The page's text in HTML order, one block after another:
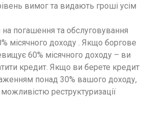
вимог та видають гроші усім
на погашення та обслуговування
місячного доходу . Якщо боргове
60% місячного доходу – ви
кредит. Якщо ви берете кредит
понад 30% вашого доходу,
реструктуризації